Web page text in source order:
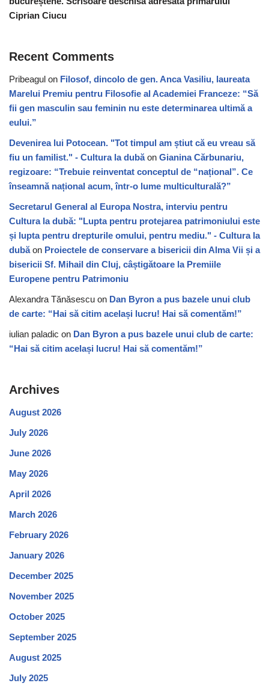
Ciprian Ciucu
Recent Comments
Pribeagul on Filosof, dincolo de gen. Anca Vasiliu, laureata
Marelui Premiu pentru Filosofie al Academiei Franceze: “Să
fii gen masculin sau feminin nu este determinarea ultimă a
eului.”
Devenirea lui Potocean. "Tot timpul am știut că eu vreau să
fiu un familist." - Cultura la dubăon Gianina Cărbunariu,
regizoare: “Trebuie reinventat conceptul de “național”. Ce
înseamnă național acum, într-o lume multiculturală?”
Secretarul General al Europa Nostra, interviu pentru
Cultura la dubă: "Lupta pentru protejarea patrimoniului este
și lupta pentru drepturile omului, pentru mediu." - Cultura la
dubăon Proiectele de conservare a bisericii din Alma Vii și a
bisericii Sf. Mihail din Cluj, câștigătoare la Premiile
Europene pentru Patrimoniu
Alexandra Tănăsescu on Dan Byron a pus bazele unui club
de carte: “Hai să citim același lucru! Hai să comentăm!”
iulian paladic on Dan Byron a pus bazele unui club de carte:
“Hai să citim același lucru! Hai să comentăm!”
Archives
August 2026
July 2026
June 2026
May 2026
April 2026
March 2026
February 2026
January 2026
December 2025
November 2025
October 2025
September 2025
August 2025
July 2025